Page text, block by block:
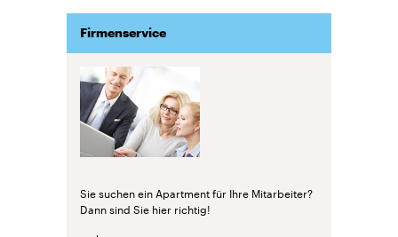
Firmenservice
Sie suchen ein Apartment für Ihre Mitarbeiter?
Dann sind Sie hier richtig!